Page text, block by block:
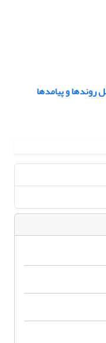
روندها و پیامدها